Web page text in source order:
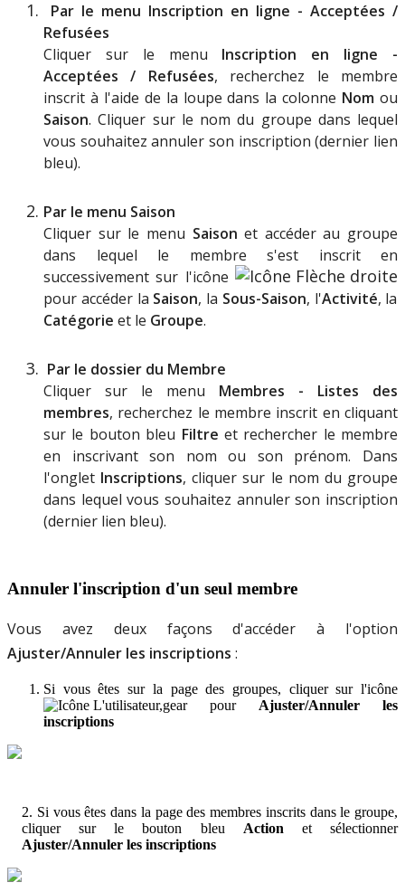
Par le menu Inscription en ligne - Acceptées /
Refusées
Cliquer
sur le menu Inscription en ligne
-
Acceptées / Refusées, recherchez le
membre
inscrit à l'aide de la loupe dans la colonne Nom ou
Saison. Cliquer sur le nom du groupe dans lequel
vous souhaitez annuler son inscription (dernier lien
bleu).
Par le menu Saison
Cliquer sur le menu Saison et accéder au groupe
dans
lequel le membre s'est inscrit
en
successivement sur l'icône
pour accéder la Saison, la Sous-Saison, l'Activité, la
Catégorie et le Groupe.
Par le dossier du Membre
Cliquer
sur le menu Membres - Listes
des
membres, recherchez le membre inscrit en cliquant
sur le bouton bleu Filtre et rechercher le membre
en
inscrivant son nom ou son prénom.
Dans
l'onglet Inscriptions, cliquer sur le nom du groupe
dans lequel vous souhaitez annuler son inscription
(dernier lien bleu).
Annuler l'inscription d'un seul membre
Vous avez deux façons d'accéder à l'option
Ajuster/Annuler les inscriptions :
Si vous êtes sur la page des groupes, cliquer sur l'icône
pour
Ajuster/Annuler
les
inscriptions
2. Si vous êtes dans la page des membres inscrits dans le groupe,
cliquer sur le bouton bleu Action et sélectionner
Ajuster/Annuler les inscriptions